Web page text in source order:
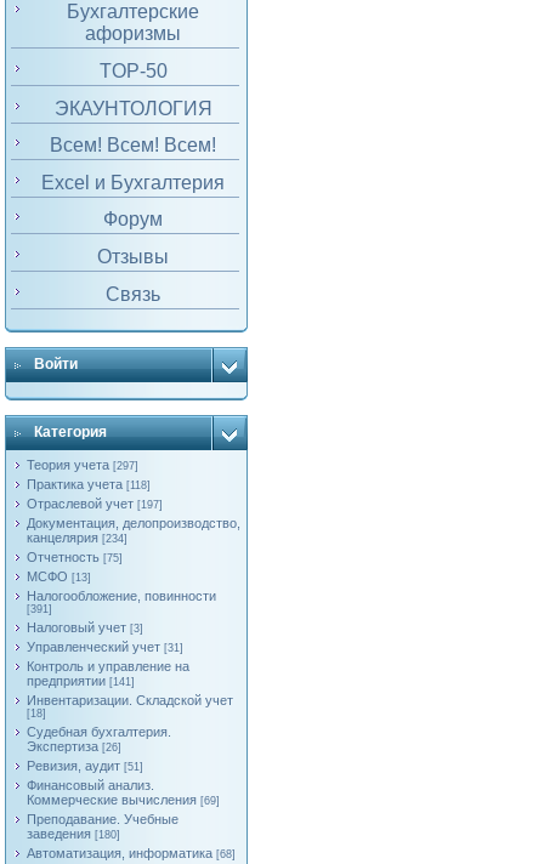
Бухгалтерские
афоризмы
TOP-50
ЭКАУНТОЛОГИЯ
Всем! Всем! Всем!
Excel и Бухгалтерия
Форум
Отзывы
Связь
Войти
Категория
Теория учета [297]
Практика учета [118]
Отраслевой учет [197]
Документация, делопроизводство,
канцелярия [234]
Отчетность [75]
МСФО [13]
Налогообложение, повинности
[391]
Налоговый учет [3]
Управленческий учет [31]
Контроль и управление на
предприятии [141]
Инвентаризации. Складской учет
[18]
Судебная бухгалтерия.
Экспертиза [26]
Ревизия, аудит [51]
Финансовый анализ.
Коммерческие вычисления [69]
Преподавание. Учебные
заведения [180]
Автоматизация, информатика [68]